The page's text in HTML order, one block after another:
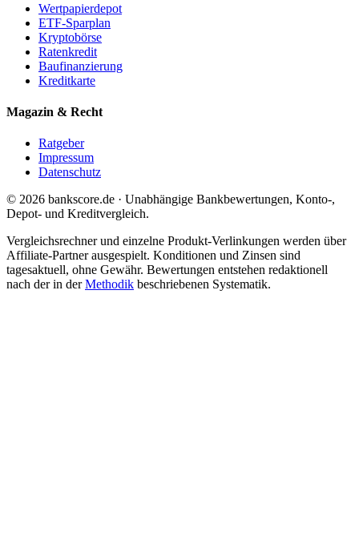
Wertpapierdepot
ETF-Sparplan
Kryptobörse
Ratenkredit
Baufinanzierung
Kreditkarte
Magazin & Recht
Ratgeber
Impressum
Datenschutz
© 2026 bankscore.de · Unabhängige Bankbewertungen, Konto-,
Depot- und Kreditvergleich.
Vergleichsrechner und einzelne Produkt-Verlinkungen werden über
Affiliate-Partner ausgespielt. Konditionen und Zinsen sind
tagesaktuell, ohne Gewähr. Bewertungen entstehen redaktionell
nach der in derMethodik beschriebenen Systematik.